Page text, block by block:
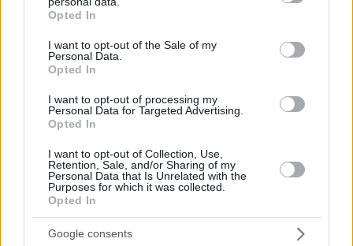
grant or deny consent to Google and its third-party tags to
use your data for below specified purposes in below Google
consent section.
Opted In
I want to opt-out of the Sale of my
Personal Data.
Opted In
I want to opt-out of processing my
Personal Data for Targeted Advertising.
Opted In
I want to opt-out of Collection, Use,
Retention, Sale, and/or Sharing of my
Personal Data that Is Unrelated with the
Purposes for which it was collected.
Opted In
Google consents
Σφουγγάτο: 8 τρόποι να το φτιάξουμε – Από το πιο
πριν 24 λεπτά
Ποιες είναι οι ομοιότητες και οι διαφορές ανάμεσα στις
μέλισσες και τις σφήκες
πριν 24 λεπτά
Σαλάχ: Αποθεώθηκε από 25.000 φίλους της
Τραμπζονσπόρ στο «Papara Park», βίντεο και
φωτογραφίες
πριν 30 λεπτά
Πώς έγινε η τραγωδία με την νεκρή μητέρα στα Μάλια:
Βούτηξε για να βοηθήσει τη φίλη της και πνίγηκε, τα
παιδιά φώναζαν για βοήθεια
πριν 31 λεπτά